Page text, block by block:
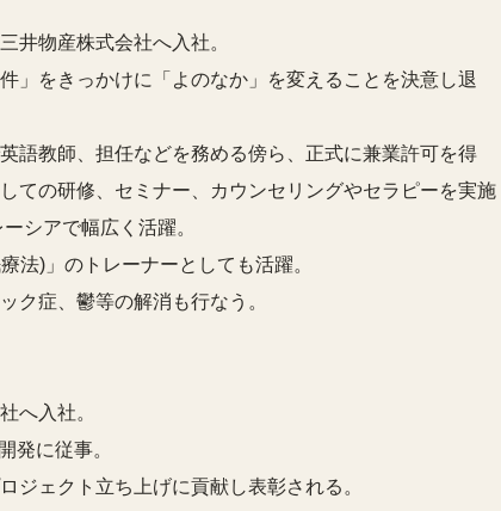
井物産株式会社へ入社。
」をきっかけに「よのなか」を変えることを決意し退
語教師、担任などを務める傍ら、正式に兼業許可を得
ての研修、セミナー、カウンセリングやセラピーを実施
シアで幅広く活躍。
法)」のトレーナーとしても活躍。
ク症、鬱等の解消も行なう。
へ入社。
発に従事。
ジェクト立ち上げに貢献し表彰される。